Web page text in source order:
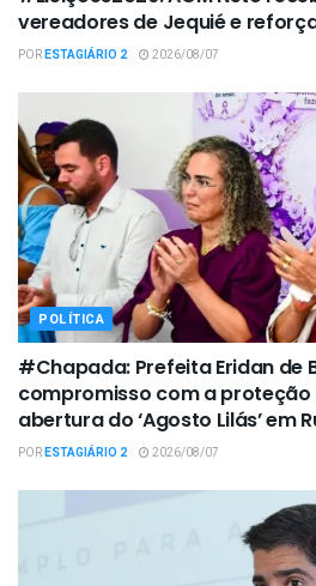
vereadores de Jequié e
PORESTAGIÁRIO 2 2026/08/07
POLÍTICA
#Chapada: Prefeita Eridan de
compromisso com a proteção
abertura do ‘Agosto Lilás’ em
PORESTAGIÁRIO 2 2026/08/07